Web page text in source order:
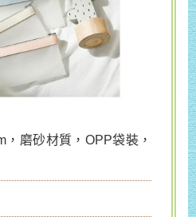
，磨砂材質，OPP袋裝，